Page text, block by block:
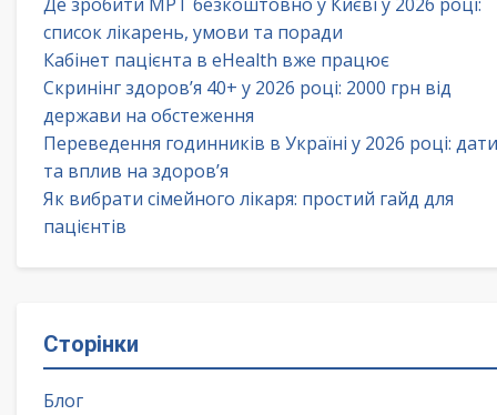
список лікарень, умови та поради
Кабінет пацієнта в eHealth вже працює
Скринінг здоров’я 40+ у 2026 році: 2000 грн від
держави на обстеження
Переведення годинників в Україні у 2026 році: дати
та вплив на здоров’я
Як вибрати сімейного лікаря: простий гайд для
пацієнтів
Сторінки
Блог